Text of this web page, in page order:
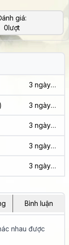
giá:
0lượt
3 ngày
trước
3 ngày
trước
3 ngày
trước
3 ngày
trước
3 ngày
trước
Bình luận
nhau được